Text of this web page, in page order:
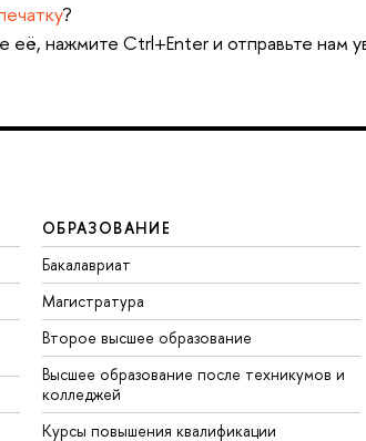
?
её, нажмите Ctrl+Enter и отправьте нам
ОБРАЗОВАНИЕ
Бакалавриат
Магистратура
Второе высшее образование
Высшее образование после техникумов и
колледжей
Курсы повышения квалификации